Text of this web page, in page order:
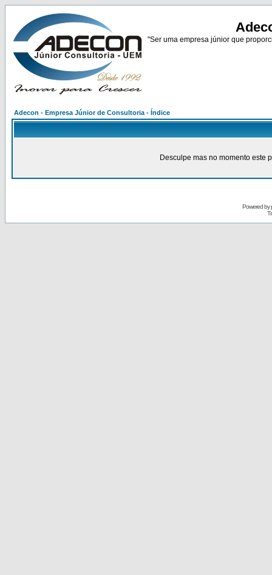
"Ser uma empresa júnior que
Adecon - Empresa Júnior de Consultoria - Índice
Desculpe mas no momento este
Powered by